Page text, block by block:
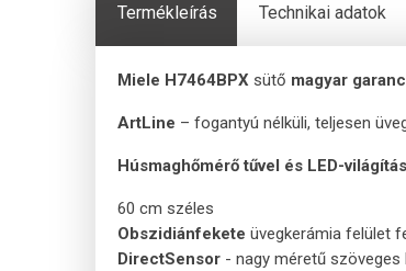
Termékleírás Technikai adatok
Miele H7464BPX sütő magyar
ArtLine – fogantyú nélküli, teljesen
Húsmaghőmérő tűvel és LED-
60 cm széles
Obszidiánfekete üvegkerámia felület
DirectSensor - nagy méretű